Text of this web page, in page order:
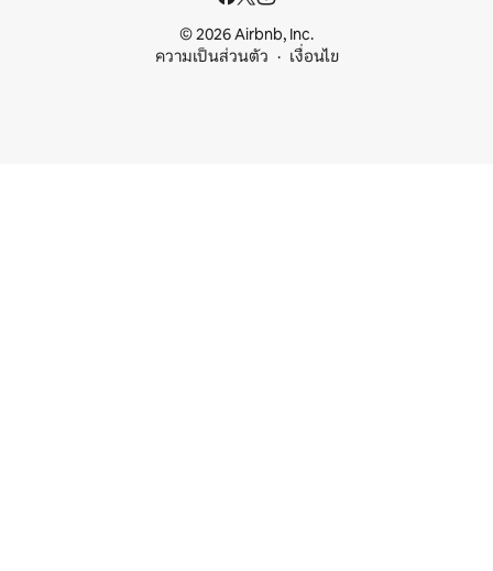
© 2026 Airbnb, Inc.
ความเป็นส่วนตัว
เงื่อนไข